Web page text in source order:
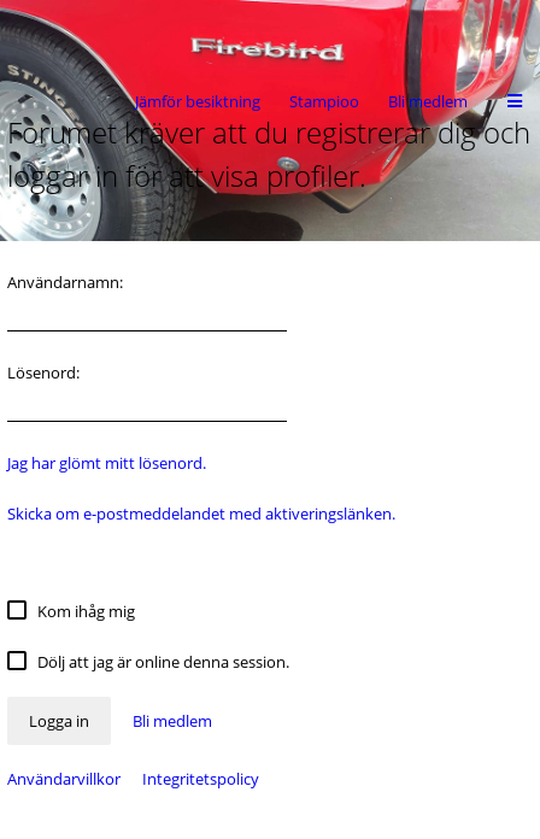
Jämför besiktning Stampioo Bli medlem
Forumet kräver att du registrerar dig och
loggar in för att visa profiler.
Användarnamn:
Lösenord:
Jag har glömt mitt lösenord.
Skicka om e-postmeddelandet med aktiveringslänken.
Kom ihåg mig
Dölj att jag är online denna session.
Logga in Bli medlem
Användarvillkor Integritetspolicy